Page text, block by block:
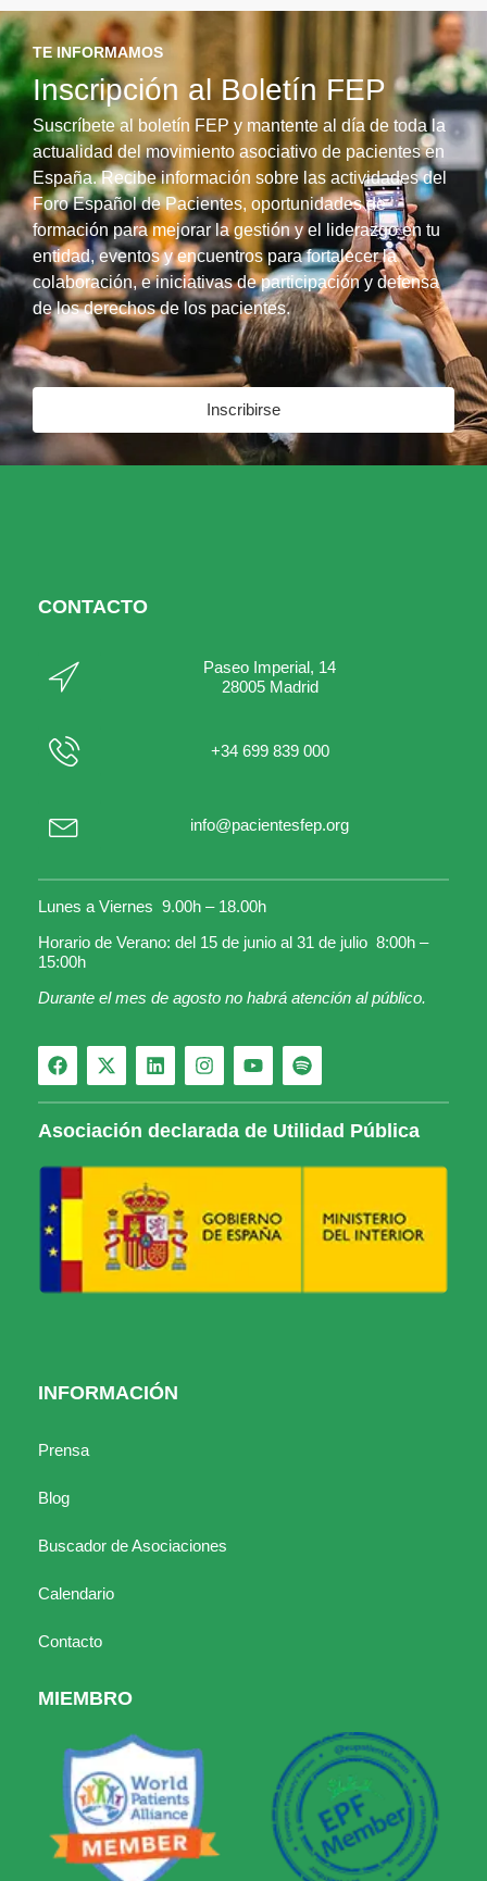
TE INFORMAMOS
Inscripción al Boletín FEP
Suscríbete al boletín FEP y mantente al día de toda la
actualidad del movimiento asociativo de pacientes en
España. Recibe información sobre las actividades del
Foro Español de Pacientes, oportunidades de
formación para mejorar la gestión y el liderazgo en tu
entidad, eventos y encuentros para fortalecer la
colaboración, e iniciativas de participación y defensa
de los derechos de los pacientes.
Inscribirse
CONTACTO
Paseo Imperial, 14
28005 Madrid
+34 699 839 000
info@pacientesfep.org
Lunes a Viernes 9.00h – 18.00h
Horario de Verano: del 15 de junio al 31 de julio 8:00h –
15:00h
Durante el mes de agosto no habrá atención al público.
Asociación declarada de Utilidad Pública
INFORMACIÓN
Prensa
Blog
Buscador de Asociaciones
Calendario
Contacto
MIEMBRO